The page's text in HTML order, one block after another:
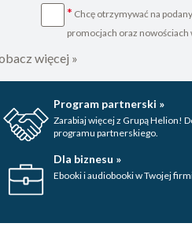
* Chcę otrzymywać na
promocjach oraz nowościach
więcej »
Program partnerski »
Zarabiaj więcej z Grupą Helion!
programu partnerskiego.
Dla biznesu »
Ebooki i audiobooki w Twojej